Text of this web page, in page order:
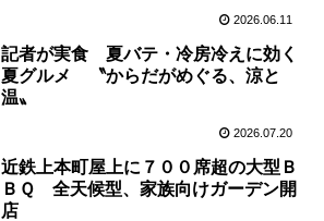
2026.06.11
記者が実食 夏バテ・冷房冷えに効く
夏グルメ 〝からだがめぐる、涼と
温〟
2026.07.20
近鉄上本町屋上に７００席超の大型Ｂ
ＢＱ 全天候型、家族向けガーデン開
店